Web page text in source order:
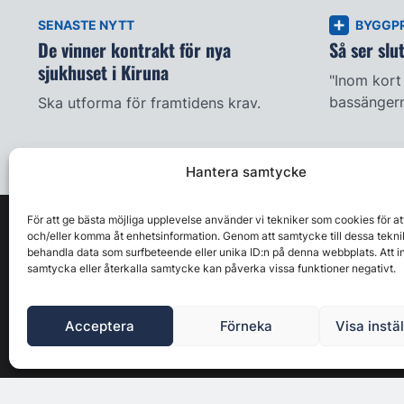
Hantera samtycke
För att ge bästa möjliga upplevelse använder vi tekniker som cookies för
och/eller komma åt enhetsinformation. Genom att samtycke till dessa
behandla data som surfbeteende eller unika ID:n på denna webbplats. Att
samtycka eller återkalla samtycke kan påverka vissa funktioner negativt.
Acceptera Förneka Visa
SENASTE NYTT
De vinner kontrakt för nya
sjukhuset i Kiruna
Ska utforma för framtidens krav.
Så ser
"Inom